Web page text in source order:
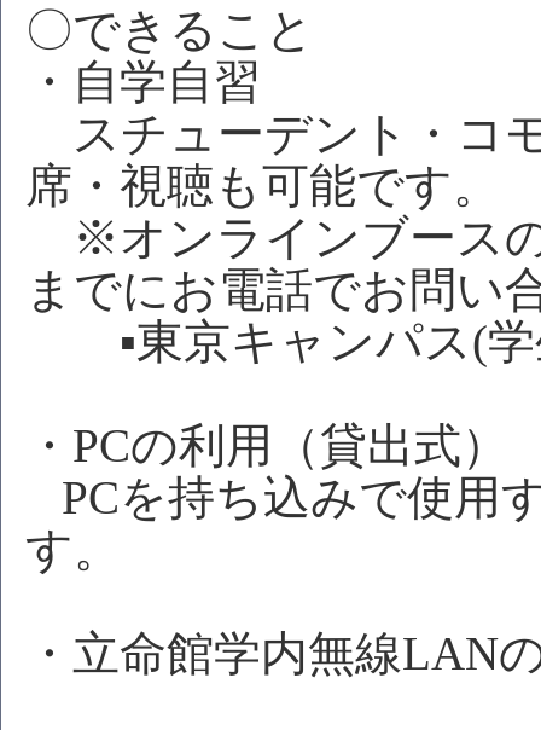
〇できること
・自学自習
スチューデント・コ
席・視聴も可能です。
※オンラインブース
までにお電話でお問い
▪東京キャンパス(学
・PCの利用（貸出式）
PCを持ち込みで使用
す。
・立命館学内無線LAN